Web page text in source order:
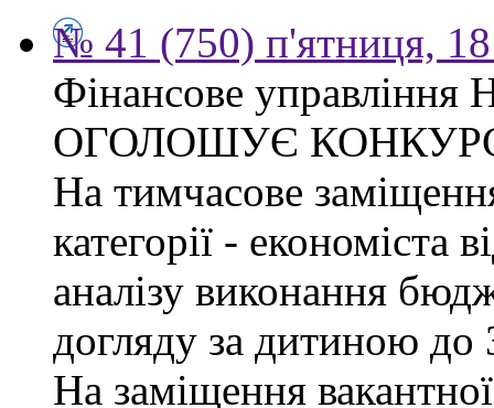
№ 41 (750) п'ятниця, 18
Фінансове управління
ОГОЛОШУЄ
На тимчасове
категорії - економіста
аналізу виконання
догляду за дитиною до
На заміщення вакантної